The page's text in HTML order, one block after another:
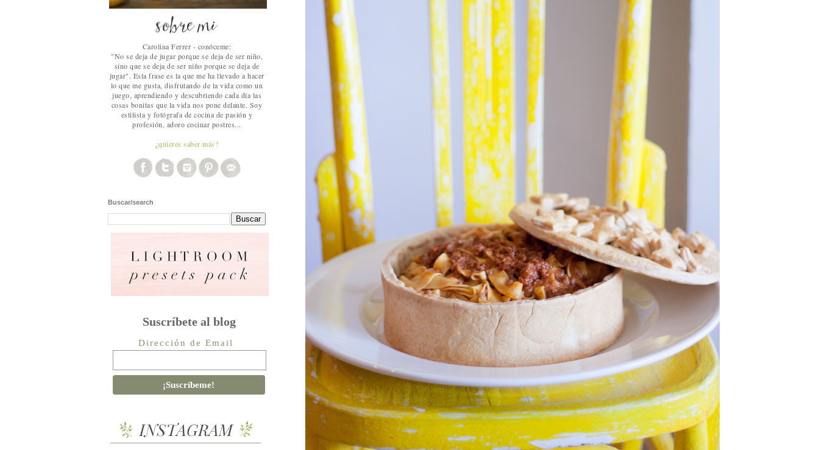
Carolina Ferrer - conóceme:
"No se deja de jugar porque se deja de ser niño,
sino que se deja de ser niño porque se deja de
jugar". Esta frase es la que me ha llevado a hacer
lo que me gusta, disfrutando de la vida como un
juego, aprendiendo y descubriendo cada día las
cosas bonitas que la vida nos pone delante. Soy
estilista y fotógrafa de cocina de pasión y
profesión, adoro cocinar postres...
¿quieres saber más?
Buscar/search
Suscríbete al blog
Dirección de Email